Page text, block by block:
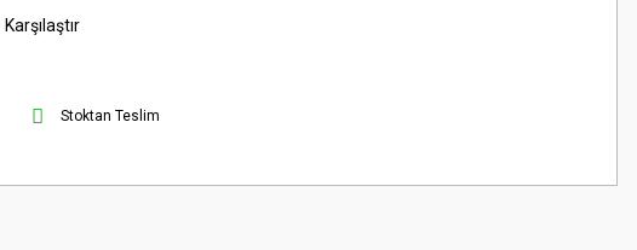
Karşılaştır
Stoktan Teslim